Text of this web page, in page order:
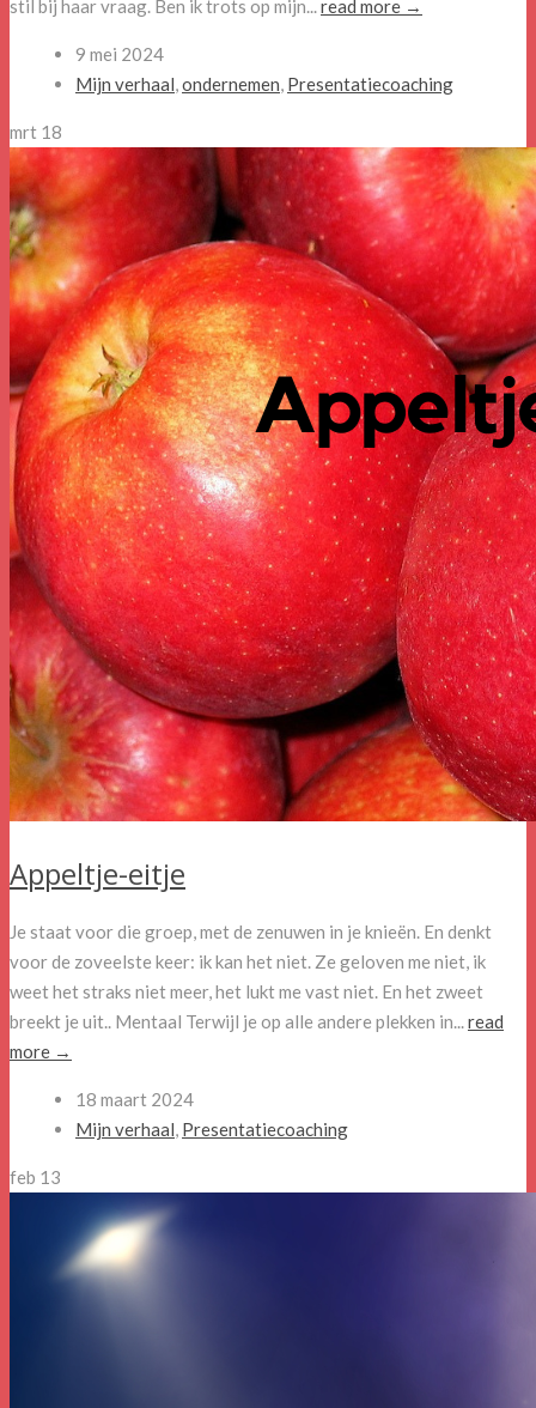
stil bij haar vraag. Ben ik trots op mijn...read more →
9 mei 2024
Mijn verhaal,ondernemen, Presentatiecoaching
mrt 18
Appeltje-eitje
Je staat voor die groep, met de zenuwen in je knieën. En denkt
voor de zoveelste keer: ik kan het niet. Ze geloven me niet, ik
weet het straks niet meer, het lukt me vast niet. En het zweet
breekt je uit.. Mentaal Terwijl je op alle andere plekken in... read
more →
18 maart 2024
Mijn verhaal Presentatiecoaching
feb 13